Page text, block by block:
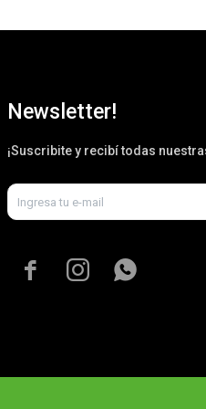
Newsletter!
¡Suscribite y recibí todas
  